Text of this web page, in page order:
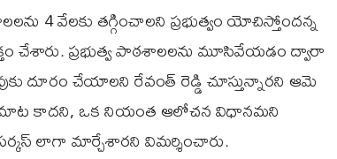
4 వేలకు తగ్గించాలని ప్రభుత్వం యోచిస్తోందన్న
చేశారు. ప్రభుత్వ పాఠశాలలను మూసివేయడం ద్వారా
దూరం చేయాలని రేవంత్ రెడ్డి చూస్తున్నారని ఆమె
మాట కాదని, ఒక నియంత ఆలోచన విధానమని
సర్కస్ లాగా మార్చేశారని విమర్శించారు.